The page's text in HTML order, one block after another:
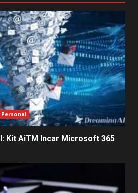
Kit AiTM Incar Microsoft 365